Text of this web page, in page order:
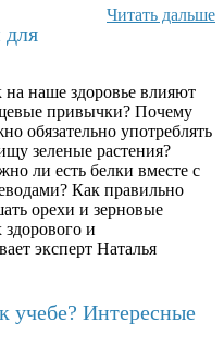
Читать дальше
для
на наше здоровье влияют
привычки? Почему
обязательно употреблять
зеленые растения?
ли есть белки вместе с
Как правильно
орехи и зерновые
и
эксперт Наталья
учебе? Интересные